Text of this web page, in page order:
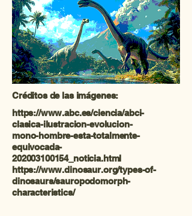
Créditos de las imágenes:
https://www.abc.es/ciencia/abci-
clasica-ilustracion-evolucion-
mono-hombre-esta-totalmente-
equivocada-
202003100154_noticia.html
https://www.dinosaur.org/types-of-
dinosaurs/sauropodomorph-
characteristics/